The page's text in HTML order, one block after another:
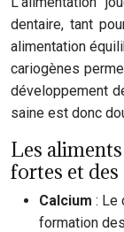
dentaire, tant
alimentation
cariogènes
développement
saine est donc
Les
fortes et des
Calcium : Le
formation